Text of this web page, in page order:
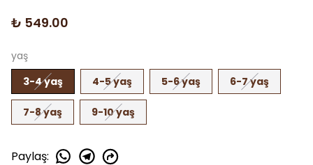
₺ 549.00
yaş
3-4 yaş
4-5 yaş 5-6 yaş 6-7 yaş
7-8 yaş 9-10 yaş
Paylaş: